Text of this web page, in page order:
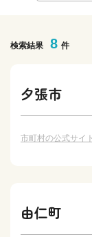
検索結果 8 件
夕張市
市町村の公式サイ
由仁町